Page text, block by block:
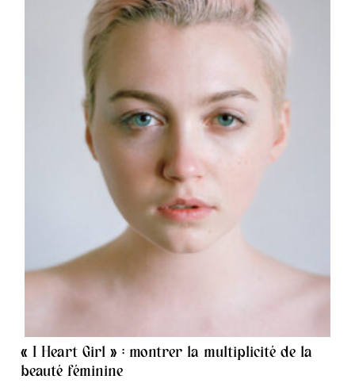
« I Heart Girl » : montrer la multiplicité de la
beauté féminine